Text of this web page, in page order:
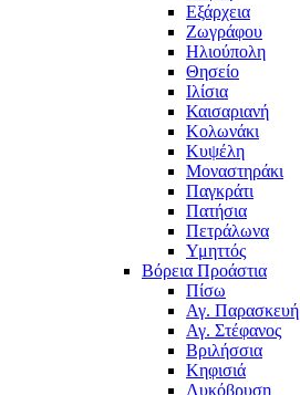
Εξάρχεια
Ζωγράφου
Ηλιούπολη
Θησείο
Ιλίσια
Καισαριανή
Κολωνάκι
Κυψέλη
Μοναστηράκι
Παγκράτι
Πατήσια
Πετράλωνα
Υμηττός
Βόρεια Προάστια
Πίσω
Αγ. Παρασκευή
Αγ. Στέφανος
Βριλήσσια
Κηφισιά
Λυκόβρυση